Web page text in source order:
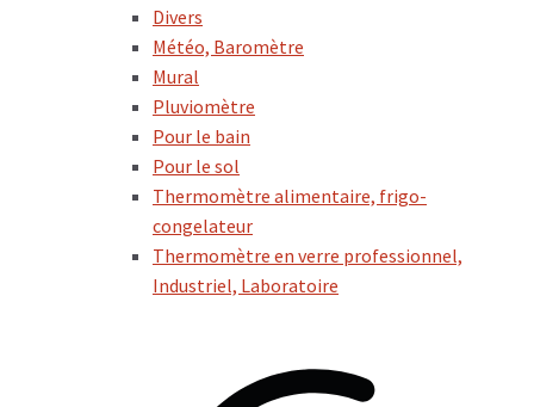
Divers
Météo, Baromètre
Mural
Pluviomètre
Pour le bain
Pour le sol
Thermomètre alimentaire, frigo-
congelateur
Thermomètre en verre professionnel,
Industriel, Laboratoire